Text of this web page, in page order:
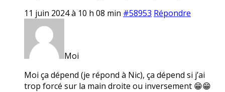
11 juin 2024 à 10 h 08 min #58953 Répondre
Moi
Moi ça dépend (je répond à Nic), ça dépend si j’ai
trop forcé sur la main droite ou inversement 😁😁